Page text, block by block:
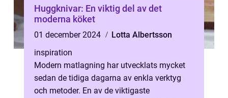
Huggknivar: En viktig del av det
moderna köket
01 december 2024
Lotta Albertsson
inspiration
Modern matlagning har utvecklats mycket
sedan de tidiga dagarna av enkla verktyg
och metoder. En av de viktigaste